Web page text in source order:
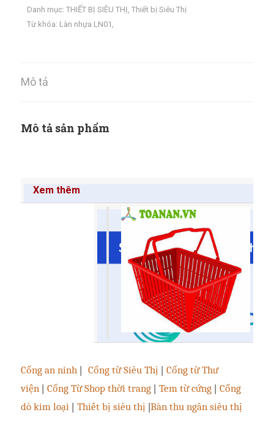
Danh mục: THIẾT BỊ SIÊU THỊ, Thiết bị Siêu Thị
Từ khóa: Làn nhựa LN01 ,
Mô tả
Mô tả sản phẩm
Xem thêm
Cổng an ninh | Cổng từ Siêu Thị | Cổng từ Thư
viện | Cổng Từ Shop thời trang | Tem từ cứng | Cổng
dò kim loại | Thiết bị siêu thị |Bàn thu ngân siêu thị